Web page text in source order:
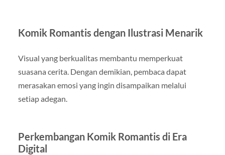
Komik Romantis dengan Ilustrasi Menarik
Visual yang berkualitas membantu memperkuat
suasana cerita. Dengan demikian, pembaca dapat
merasakan emosi yang ingin disampaikan melalui
setiap adegan.
Perkembangan Komik Romantis di Era
Digital